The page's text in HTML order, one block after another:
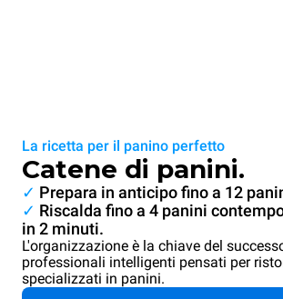
La ricetta per il panino perfetto
Catene di panini.
✓ Prepara in anticipo fino a 12
✓ Riscalda fino a 4 panini
in 2 minuti.
L'organizzazione è la chiave del
professionali intelligenti pensati per
specializzati in panini.